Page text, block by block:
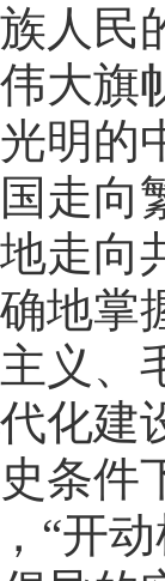
人民
大旗
明的
走向
走向
地掌
义、
化建
条件
“开